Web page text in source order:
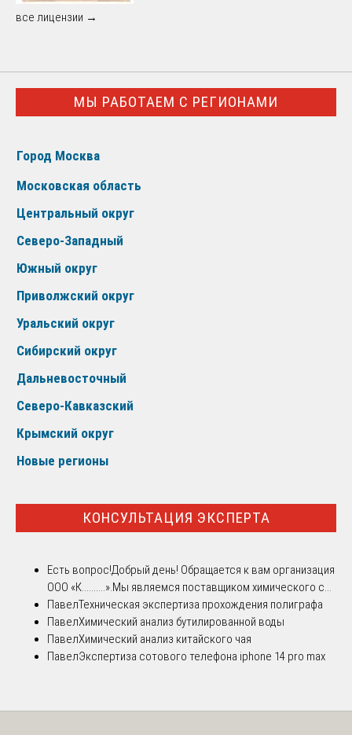
все лицензии →
МЫ РАБОТАЕМ С РЕГИОНАМИ
Город Москва
Московская область
Центральный округ
Северо-Западный
Южный округ
Приволжский округ
Уральский округ
Сибирский округ
Дальневосточный
Северо-Кавказский
Крымский округ
Новые регионы
КОНСУЛЬТАЦИЯ ЭКСПЕРТА
Есть вопрос!Добрый день! Обращается к вам организация
ООО «К..........».Мы являемся поставщиком химического с...
ПавелТехническая экспертиза прохождения полиграфа
ПавелХимический анализ бутилированной воды
ПавелХимический анализ китайского чая
ПавелЭкспертиза сотового телефона iphone 14 pro max